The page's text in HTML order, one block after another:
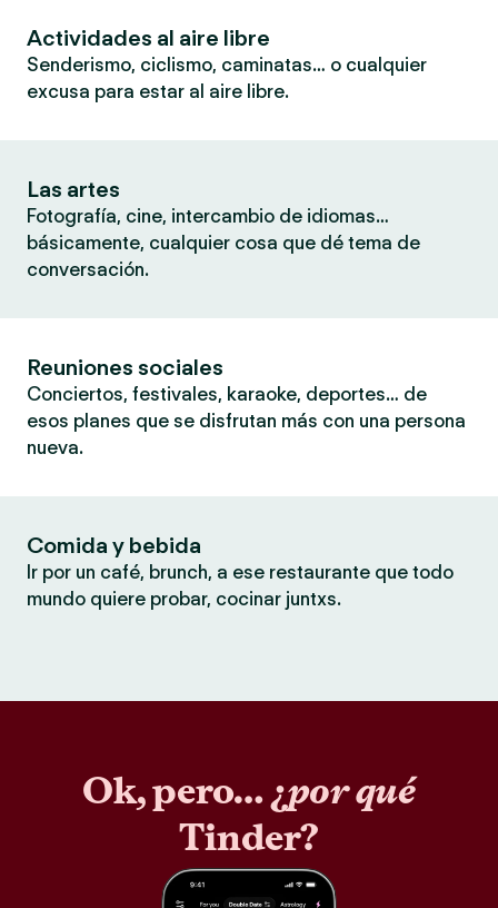
Actividades al aire libre
Senderismo, ciclismo, caminatas… o cualquier
excusa para estar al aire libre.
Las artes
Fotografía, cine, intercambio de idiomas…
básicamente, cualquier cosa que dé tema de
conversación.
Reuniones sociales
Conciertos, festivales, karaoke, deportes… de
esos planes que se disfrutan más con una persona
nueva.
Comida y bebida
Ir por un café, brunch, a ese restaurante que todo
mundo quiere probar, cocinar juntxs.
Ok, pero… ¿por qué
Tinder?